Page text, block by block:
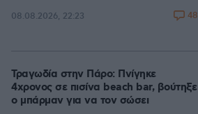
08.08.2026, 22:23 48
Τραγωδία στην Πάρο: Πνίγηκε
4χρονος σε πισίνα beach bar, βούτηξε
ο μπάρμαν για να τον σώσει